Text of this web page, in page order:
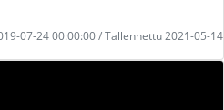
07-24 00:00:00 / Tallennettu 2021-05-14